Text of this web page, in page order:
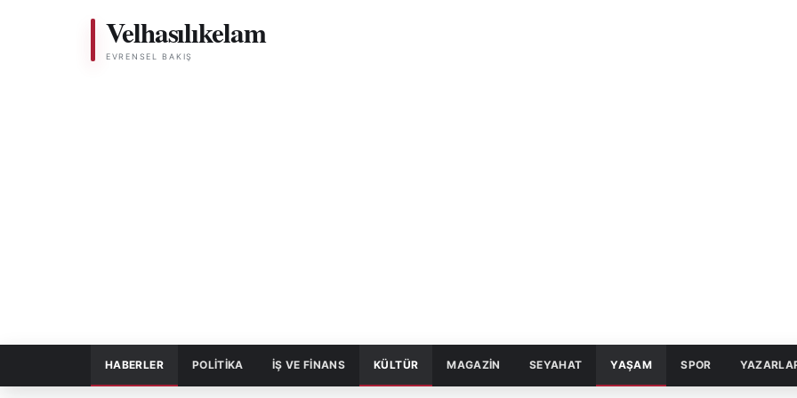
Velhasılıkelam
EVRENSEL BAKIŞ
HABERLER POLITIKA İŞ VE FİNANS KÜLTÜR MAGAZİN SEYAHAT YAŞAM SPOR